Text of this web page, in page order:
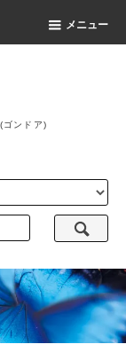
メニュー
ンドア)